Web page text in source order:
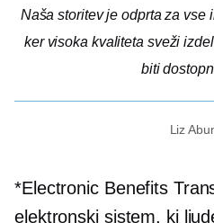
Naša storitev je odprta za vse
ker visoka kvaliteta sveži
biti
Liz
*Electronic Benefits
elektronski sistem, ki